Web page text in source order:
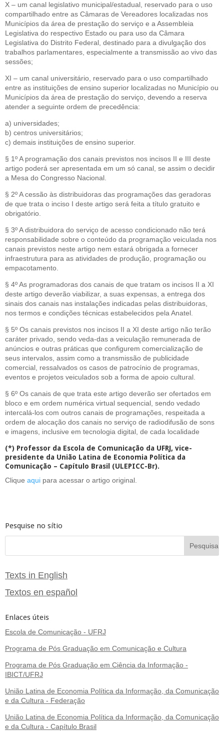
X – um canal legislativo municipal/estadual, reservado para o uso
compartilhado entre as Câmaras de Vereadores localizadas nos
Municípios da área de prestação do serviço e a Assembleia
Legislativa do respectivo Estado ou para uso da Câmara
Legislativa do Distrito Federal, destinado para a divulgação dos
trabalhos parlamentares, especialmente a transmissão ao vivo das
sessões;
XI – um canal universitário, reservado para o uso compartilhado
entre as instituições de ensino superior localizadas no Município ou
Municípios da área de prestação do serviço, devendo a reserva
atender a seguinte ordem de precedência:
a) universidades;
b) centros universitários;
c) demais instituições de ensino superior.
§ 1º A programação dos canais previstos nos incisos II e III deste
artigo poderá ser apresentada em um só canal, se assim o decidir
a Mesa do Congresso Nacional.
§ 2º A cessão às distribuidoras das programações das geradoras
de que trata o inciso I deste artigo será feita a título gratuito e
obrigatório.
§ 3º A distribuidora do serviço de acesso condicionado não terá
responsabilidade sobre o conteúdo da programação veiculada nos
canais previstos neste artigo nem estará obrigada a fornecer
infraestrutura para as atividades de produção, programação ou
empacotamento.
§ 4º As programadoras dos canais de que tratam os incisos II a XI
deste artigo deverão viabilizar, a suas expensas, a entrega dos
sinais dos canais nas instalações indicadas pelas distribuidoras,
nos termos e condições técnicas estabelecidos pela Anatel.
§ 5º Os canais previstos nos incisos II a XI deste artigo não terão
caráter privado, sendo veda-das a veiculação remunerada de
anúncios e outras práticas que configurem comercialização de
seus intervalos, assim como a transmissão de publicidade
comercial, ressalvados os casos de patrocínio de programas,
eventos e projetos veiculados sob a forma de apoio cultural.
§ 6º Os canais de que trata este artigo deverão ser ofertados em
bloco e em ordem numérica virtual sequencial, sendo vedado
intercalá-los com outros canais de programações, respeitada a
ordem de alocação dos canais no serviço de radiodifusão de sons
e imagens, inclusive em tecnologia digital, de cada localidade
(*) Professor da Escola de Comunicação da UFRJ, vice-
presidente da União Latina de Economia Política da
Comunicação – Capítulo Brasil (ULEPICC-Br).
Clique aqui para acessar o artigo original.
Pesquise no sítio
Texts in English
Textos en español
Enlaces úteis
Escola de Comunicação - UFRJ
Programa de Pós Graduação em Comunicação e Cultura
Programa de Pós Graduação em Ciência da Informação -
IBICT/UFRJ
União Latina de Economia Política da Informação, da Comunicação
e da Cultura - Federação
União Latina de Economia Política da Informação, da Comunicação
e da Cultura - Capítulo Brasil